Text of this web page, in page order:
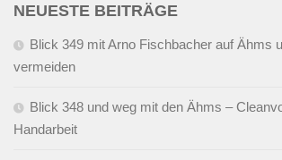
NEUESTE BEITRÄGE
Blick 349 mit Arno Fischbacher auf Ähms
vermeiden
Blick 348 und weg mit den Ähms –
Handarbeit